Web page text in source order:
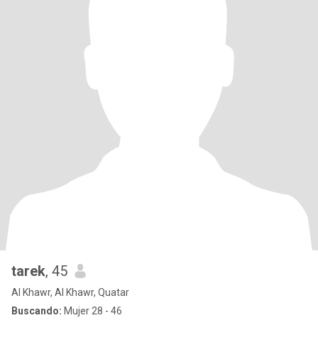
tarek, 45
Al Khawr, Al Khawr, Quatar
Buscando: Mujer 28 - 46